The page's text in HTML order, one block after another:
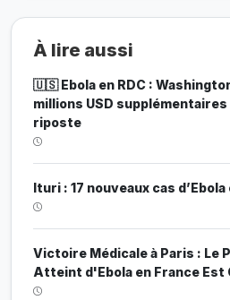
À lire aussi
🇺🇸 Ebola en RDC :
millions USD
riposte
Ituri : 17 nouveaux cas
Victoire Médicale à Paris : Le
Atteint d'Ebola en France